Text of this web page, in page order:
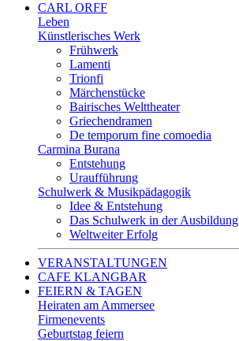
CARL ORFF
Leben
Künstlerisches Werk
Frühwerk
Lamenti
Trionfi
Märchenstücke
Bairisches Welttheater
Griechendramen
De temporum fine comoedia
Carmina Burana
Entstehung
Uraufführung
Schulwerk & Musikpädagogik
Idee & Entstehung
Das Schulwerk in der Ausbildung
Weltweiter Erfolg
VERANSTALTUNGEN
CAFE KLANGBAR
FEIERN & TAGEN
Heiraten am Ammersee
Firmenevents
Geburtstag feiern